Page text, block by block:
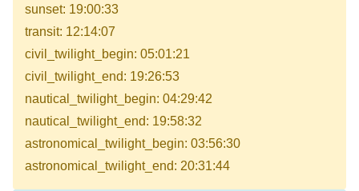
sunset: 19:00:33
transit: 12:14:07
civil_twilight_begin: 05:01:21
civil_twilight_end: 19:26:53
nautical_twilight_begin: 04:29:42
nautical_twilight_end: 19:58:32
astronomical_twilight_begin: 03:56:30
astronomical_twilight_end: 20:31:44